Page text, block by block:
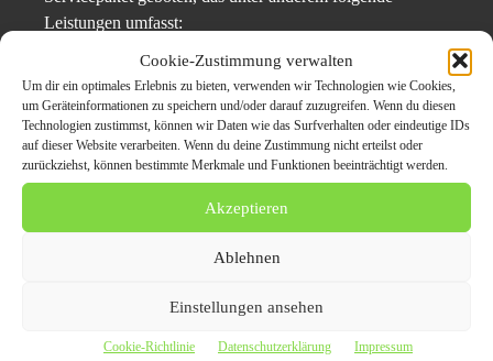
Cookie-Zustimmung verwalten
Um dir ein optimales Erlebnis zu bieten, verwenden wir Technologien wie Cookies,
um Geräteinformationen zu speichern und/oder darauf zuzugreifen. Wenn du diesen
Technologien zustimmst, können wir Daten wie das Surfverhalten oder eindeutige IDs
auf dieser Website verarbeiten. Wenn du deine Zustimmung nicht erteilst oder
zurückziehst, können bestimmte Merkmale und Funktionen beeinträchtigt werden.
Akzeptieren
Ablehnen
Einstellungen ansehen
Cookie-Richtlinie Datenschutzerklärung Impressum
Leistungen umfasst:
Kostenlose Abholung des Fahrzeugs
Sofortige Barauszahlung oder Überweisung
Unterstützung bei Formalitäten wie Kaufvertrag und
Fahrzeugabmeldung
Innerhalb kürzester Zeit wird ein persönlicher Termin zur
der Verkaufsprozess effizient und stressfrei verläuft.